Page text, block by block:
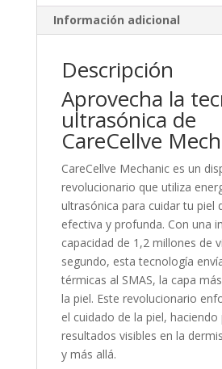
Información adicional
Descripción
Aprovecha la
ultrasónica de
CareCellve
CareCellve Mechanic es un
revolucionario que utiliza
ultrasónica para cuidar tu piel
efectiva y profunda. Con una
capacidad de 1,2 millones de
segundo, esta tecnología
térmicas al SMAS, la capa
la piel. Este revolucionario
el cuidado de la piel, haciendo
resultados visibles en la
y más allá.